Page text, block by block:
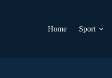
Home
Sport